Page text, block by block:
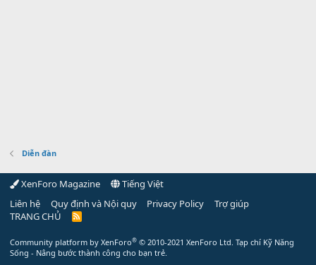
Diễn đàn
XenForo Magazine
Tiếng Việt
Liên hệ
Quy định và Nội quy Privacy Policy
Trợ giúp
TRANG CHỦ
R
Community platform by XenForo® © 2010-2021 XenForo Ltd. Tạp chí Kỹ Năng
Sống - Nâng bước thành công cho bạn trẻ.